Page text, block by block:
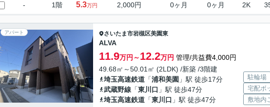
- 1階 5.3万円 2,000円 0ヶ月 0ヶ月 2K
アパート さいたま市岩槻区美園東
ALVA
11.9万円～12.2万円 管理/共益費4,000円
49.68㎡～50.01㎡ (2LDK) /新築 /3階建
埼玉高速鉄道 「浦和美園 」駅 徒歩17分
武蔵野線 「東川口 」駅 徒歩47分
埼玉高速鉄道 「東川口 」駅 徒歩47分
駐輪場
宅配ボ
敷地内